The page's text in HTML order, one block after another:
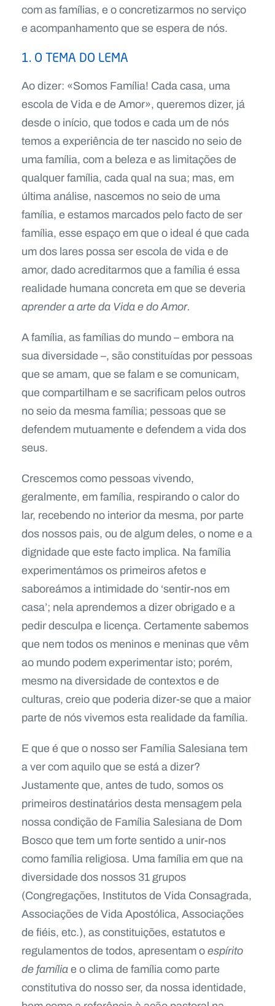
com as famílias, e o concretizarmos no serviço
e acompanhamento que se espera de nós.
1. O TEMA DO LEMA
Ao dizer: «Somos Família! Cada casa, uma
escola de Vida e de Amor», queremos dizer, já
desde o início, que todos e cada um de nós
temos a experiência de ter nascido no seio de
uma família, com a beleza e as limitações de
qualquer família, cada qual na sua; mas, em
última análise, nascemos no seio de uma
família, e estamos marcados pelo facto de ser
família, esse espaço em que o ideal é que cada
um dos lares possa ser escola de vida e de
amor, dado acreditarmos que a família é essa
realidade humana concreta em que se deveria
aprender a arte da Vida e do Amor.
A família, as famílias do mundo – embora na
sua diversidade –, são constituídas por pessoas
que se amam, que se falam e se comunicam,
que compartilham e se sacrificam pelos outros
no seio da mesma família; pessoas que se
defendem mutuamente e defendem a vida dos
seus.
Crescemos como pessoas vivendo,
geralmente, em família, respirando o calor do
lar, recebendo no interior da mesma, por parte
dos nossos pais, ou de algum deles, o nome e a
dignidade que este facto implica. Na família
experimentámos os primeiros afetos e
saboreámos a intimidade do ‘sentir-nos em
casa’; nela aprendemos a dizer obrigado e a
pedir desculpa e licença. Certamente sabemos
que nem todos os meninos e meninas que vêm
ao mundo podem experimentar isto; porém,
mesmo na diversidade de contextos e de
culturas, creio que poderia dizer-se que a maior
parte de nós vivemos esta realidade da família.
E que é que o nosso ser Família Salesiana tem
a ver com aquilo que se está a dizer?
Justamente que, antes de tudo, somos os
primeiros destinatários desta mensagem pela
nossa condição de Família Salesiana de Dom
Bosco que tem um forte sentido a unir-nos
como família religiosa. Uma família em que na
diversidade dos nossos 31 grupos
(Congregações, Institutos de Vida Consagrada,
Associações de Vida Apostólica, Associações
de fiéis, etc.), as constituições, estatutos e
regulamentos de todos, apresentam oespírito
de famíliae o clima de família como parte
constitutiva do nosso ser, da nossa identidade,